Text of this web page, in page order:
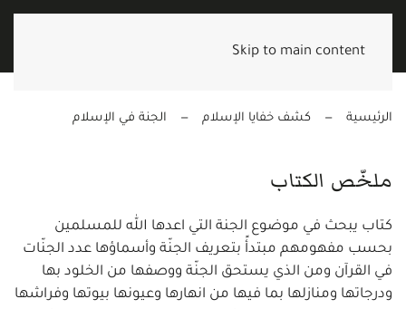
Skip to main content
الرئيسية كشف خفايا الإسلام الجنة في الإسلام
ملخّص الكتاب
كتاب يبحث في موضوع الجنة التي اعدها الله للمسلمين
بحسب مفهومهم مبتدأً بتعريف الجنّة وأسماؤها عدد الجنّات
في القرآن ومن الذي يستحق الجنّة ووصفها من الخلود بها
ودرجاتها ومنازلها بما فيها من انهارها وعيونها بيوتها وفراشها